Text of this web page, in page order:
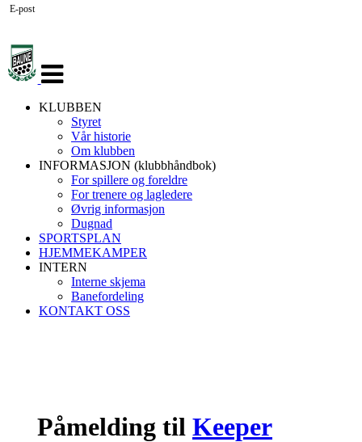
navigasjon
KLUBBEN
Styret
Vår historie
Om klubben
INFORMASJON (klubbhåndbok)
For spillere og foreldre
For trenere og lagledere
Øvrig informasjon
Dugnad
SPORTSPLAN
HJEMMEKAMPER
INTERN
Interne skjema
Banefordeling
KONTAKT OSS
Påmelding til Keeper
E-post